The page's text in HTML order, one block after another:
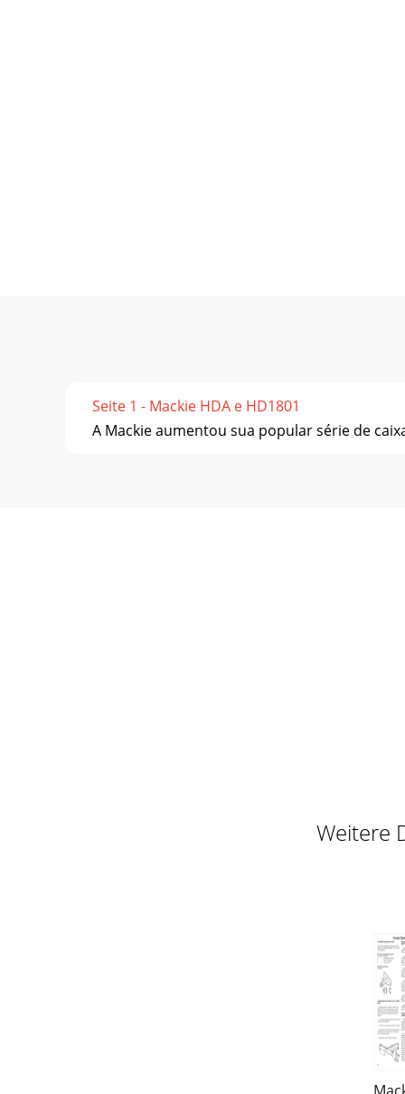
Seite 1 - Mackie HDA e HD1801
A Mackie aumentou sua popular série de
Weitere